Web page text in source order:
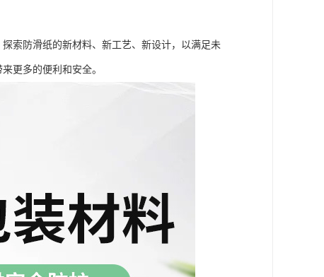
索防滑纸的新材料、新工艺、新设计，以满足未
更多的便利和安全。